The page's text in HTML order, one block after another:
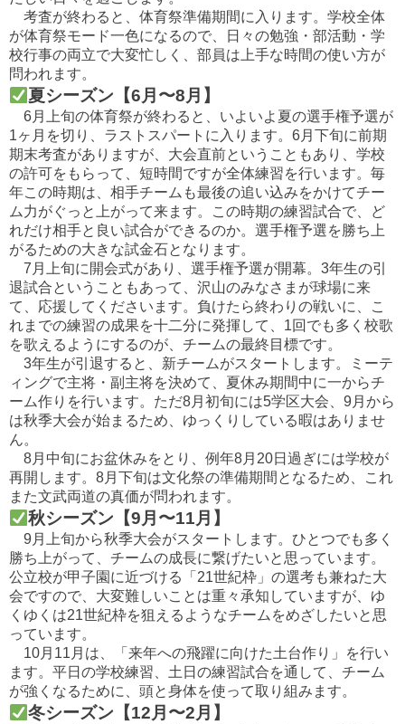
考査が終わると、体育祭準備期間に入ります。 学校全体
が体育祭モード一色になるので、日々の勉強・部活動・ 学
校行事の両立で大変忙しく、 部員は上手な時間の使い方が
問われます。
夏シーズン【6月〜8月】
6月上旬の体育祭が終わると、 いよいよ夏の選手権予選が
1ヶ月を切り、 ラストスパートに入ります。 6月下旬に前期
期末考査がありますが、 大会直前ということもあり、学校
の許可をもらって、 短時間ですが全体練習を行います。毎
年この時期は、 相手チームも最後の追い込みをかけてチー
ム力がぐっと上がって来ます。この時期の練習試合で、
ど
れだけ相手と良い試合ができるのか。 選手権予選を勝ち上
がるための大きな試金石となります。
7月上旬に開会式があり、選手権予選が開幕。 3年生の引
退試合ということもあって、 沢山のみなさまが球場に来
て、応援してくださいます。 負けたら終わりの戦いに、
こ
れまでの練習の成果を十二分に発揮して、 1回でも多く校歌
を歌えるようにするのが、 チームの最終目標です。
3年生が引退すると、新チームがスタートします。
ミーテ
ィングで主将・副主将を決めて、 夏休み期間中に一からチ
ーム作りを行います。 ただ8月初旬には5学区大会、9月から
は秋季大会が始まるため、 ゆっくりしている暇はありませ
ん。
8月中旬にお盆休みをとり、 例年8月20日過ぎには学校が
再開します。 8月下旬は文化祭の準備期間となるため、
これ
また文武両道の真価が問われます。
秋シーズン【9月〜11月】
9月上旬から秋季大会がスタートします。 ひとつでも多く
勝ち上がって、 チームの成長に繋げたいと思っています。
公立校が甲子園に近づける「21世紀枠」 の選考も兼ねた大
会ですので、 大変難しいことは重々承知していますが、 ゆ
くゆくは21世紀枠を狙えるようなチームをめざしたいと思
っています。
10月11月は、「来年への飛躍に向けた土台作り」を行い
ます。 平日の学校練習、土日の練習試合を通して、 チーム
が強くなるために、頭と身体を使って取り組みます。
冬シーズン【12月〜2月】